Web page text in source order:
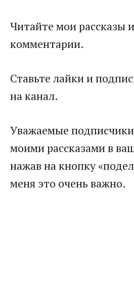
Читайте мои рассказы
комментарии.
Ставьте лайки и
на канал.
Уважаемые
моими рассказами в
нажав на кнопку
меня это очень важно.